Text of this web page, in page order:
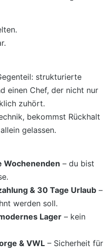
strukturierte
einen Chef, der nicht nur
zuhört.
bekommst Rückhalt
gelassen.
Wochenenden – du bist
& 30 Tage Urlaub –
werden soll.
Lager – kein
& VWL – Sicherheit für